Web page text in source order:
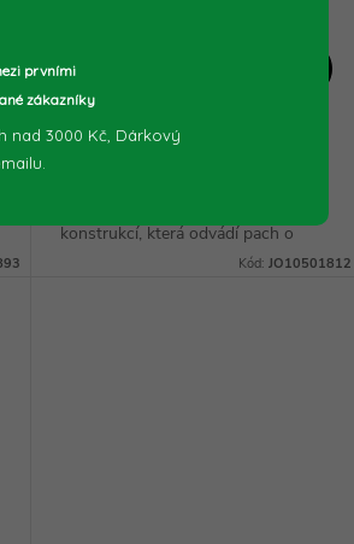
dodavatele (2-7
konstrukcí, která odvádí pach o
60% rychleji a poskytuje maximální
Kód: JO10501812
prvními
zákazníky
nad 3000 Kč, Dárkový